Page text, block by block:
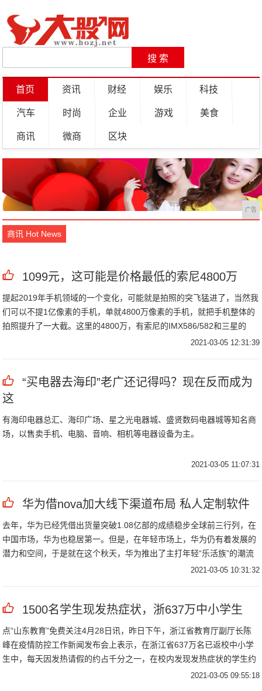
首页 资讯 财经 娱乐 科技
汽车 时尚 企业 游戏 美食
商讯 微商 区块
广告
商讯 Hot News
1099元，这可能是价格最低的索尼4800万
提起2019年手机领域的一个变化，可能就是拍照的突飞猛进了，当然我
们可以不提1亿像素的手机，单就4800万像素的手机，就把手机整体的
拍照提升了一大截。这里的4800万，有索尼的IMX586/582和三星的
GM1两款，其中索尼的画质，尤其是视频会更好一些，这也是市场公认
2021-03-05 12:31:39
“买电器去海印”老广还记得吗？现在反而成为
这
有海印电器总汇、海印广场、星之光电器城、盛贤数码电器城等知名商
场，以售卖手机、电脑、音响、相机等电器设备为主。
2021-03-05 11:07:31
华为借nova加大线下渠道布局 私人定制软件
去年，华为已经凭借出货量突破1.08亿部的成绩稳步全球前三行列，在
中国市场，华为也稳居第一。但是，在年轻市场上，华为仍有着发展的
潜力和空间，于是就在这个秋天，华为推出了主打年轻“乐活族”的潮流
2021-03-05 10:31:32
1500名学生现发热症状，浙637万中小学生
点“山东教育”免费关注4月28日讯，昨日下午，浙江省教育厅副厅长陈
峰在疫情防控工作新闻发布会上表示，在浙江省637万名已返校中小学
生中，每天因发热请假的约占千分之一，在校内发现发热症状的学生约
2021-03-05 09:55:18